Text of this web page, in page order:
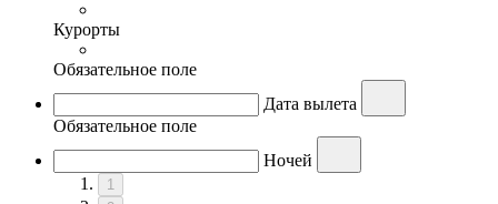
Курорты
Обязательное поле
Дата вылета
Обязательное поле
Ночей
1